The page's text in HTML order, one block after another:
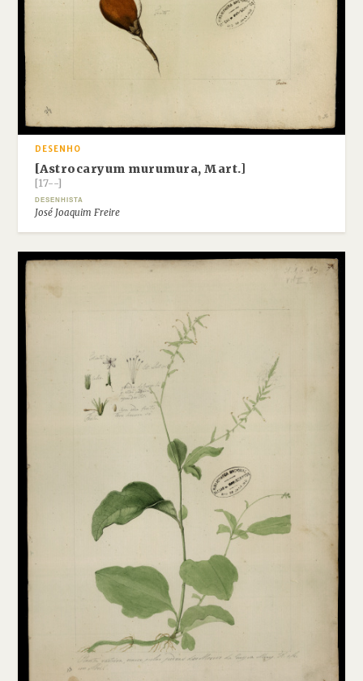
DESENHO
[Astrocaryum murumura, Mart.]
[17--]
DESENHISTA
José Joaquim Freire